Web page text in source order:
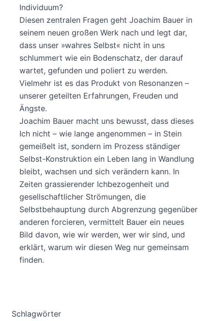
Individuum?
Diesen zentralen Fragen geht Joachim Bauer in
seinem neuen großen Werk nach und legt dar,
dass unser »wahres Selbst« nicht in uns
schlummert wie ein Bodenschatz, der darauf
wartet, gefunden und poliert zu werden.
Vielmehr ist es das Produkt von Resonanzen –
unserer geteilten Erfahrungen, Freuden und
Ängste.
Joachim Bauer macht uns bewusst, dass dieses
Ich nicht – wie lange angenommen – in Stein
gemeißelt ist, sondern im Prozess ständiger
Selbst-Konstruktion ein Leben lang in Wandlung
bleibt, wachsen und sich verändern kann. In
Zeiten grassierender Ichbezogenheit und
gesellschaftlicher Strömungen, die
Selbstbehauptung durch Abgrenzung gegenüber
anderen forcieren, vermittelt Bauer ein neues
Bild davon, wie wir werden, wer wir sind, und
erklärt, warum wir diesen Weg nur gemeinsam
finden.
Schlagwörter